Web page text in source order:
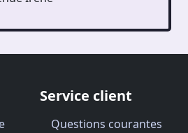
Service client
Questions courantes